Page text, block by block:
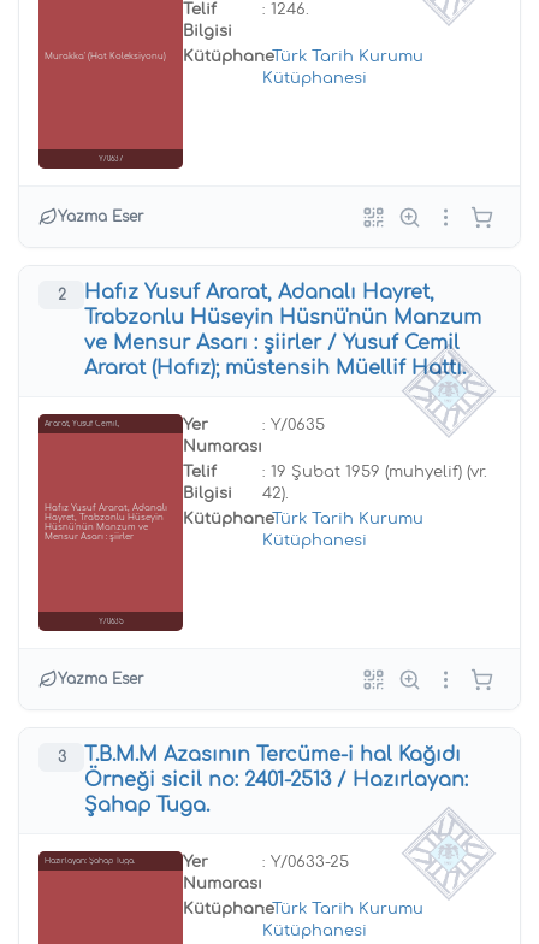
Murakka' (Hat Koleksiyonu)
Y/0637
Telif
Bilgisi
: 1246.
Kütüphane
:Türk Tarih Kurumu
Kütüphanesi
Yazma Eser
2
Hafız Yusuf Ararat, Adanalı Hayret,
Trabzonlu Hüseyin Hüsnü'nün Manzum
ve Mensur Asarı : şiirler / Yusuf Cemil
Ararat (Hafız); müstensih Müellif Hattı.
Ararat, Yusuf Cemil,
Hafız Yusuf Ararat, Adanalı
Hayret, Trabzonlu Hüseyin
Hüsnü'nün Manzum ve
Mensur Asarı : şiirler
Y/0635
Yer
Numarası
: Y/0635
Telif
Bilgisi
: 19 Şubat 1959 (muhyelif) (vr.
42).
Kütüphane
:Türk Tarih Kurumu
Kütüphanesi
Yazma Eser
3
T.B.M.M Azasının Tercüme-i hal Kağıdı
Örneği sicil no: 2401-2513 / Hazırlayan:
Şahap Tuga.
Hazırlayan: Şahap Tuga.
Yer
Numarası
: Y/0633-25
Kütüphane
:Türk Tarih Kurumu
Kütüphanesi